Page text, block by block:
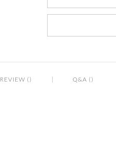
REVIEW () Q&A ()